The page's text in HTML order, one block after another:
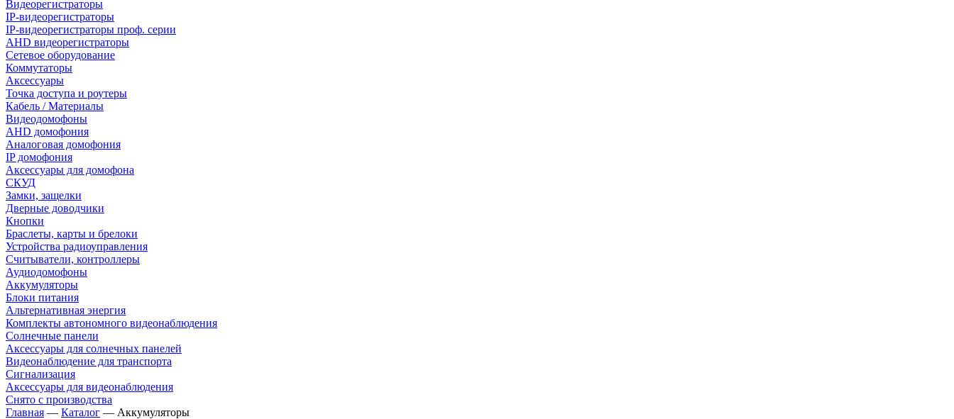
Видеорегистраторы
IP-видеорегистраторы
IP-видеорегистраторы проф. серии
AHD видеорегистраторы
Сетевое оборудование
Коммутаторы
Аксессуары
Точка доступа и роутеры
Кабель / Материалы
Видеодомофоны
AHD домофония
Аналоговая домофония
IP домофония
Аксессуары для домофона
СКУД
Замки, защелки
Дверные доводчики
Кнопки
Браслеты, карты и брелоки
Устройства радиоуправления
Считыватели, контроллеры
Аудиодомофоны
Аккумуляторы
Блоки питания
Альтернативная энергия
Комплекты автономного видеонаблюдения
Солнечные панели
Аксессуары для солнечных панелей
Видеонаблюдение для транспорта
Сигнализация
Аксессуары для видеонаблюдения
Снято с производства
Главная — Каталог — Аккумуляторы